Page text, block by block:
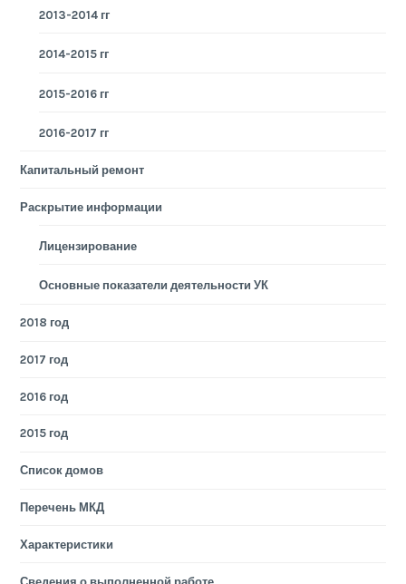
2013-2014 гг
2014-2015 гг
2015-2016 гг
2016-2017 гг
Капитальный ремонт
Раскрытие информации
Лицензирование
Основные показатели деятельности УК
2018 год
2017 год
2016 год
2015 год
Список домов
Перечень МКД
Характеристики